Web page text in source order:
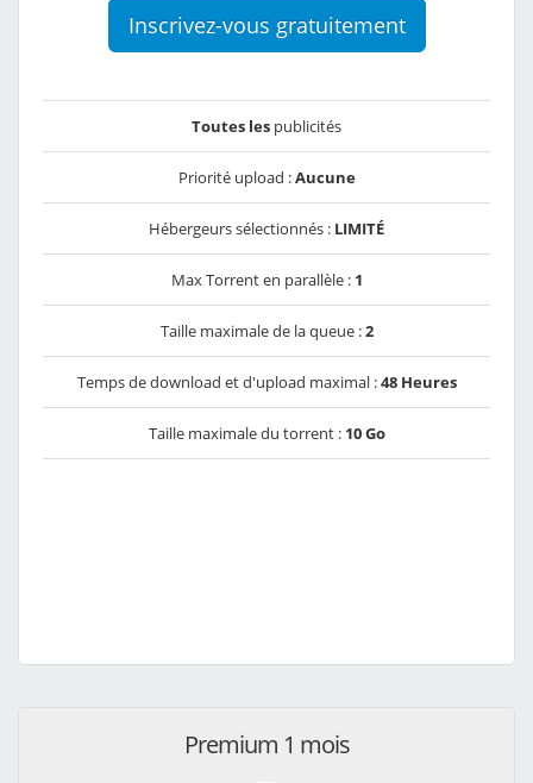
Inscrivez-vous gratuitement
Toutes les publicités
Priorité upload :Aucune
Hébergeurs sélectionnés : LIMITÉ
Max Torrent en parallèle : 1
Taille maximale de la queue :2
Temps de download et d'upload maximal :48 Heures
Taille maximale du torrent : 10 Go
Premium 1 mois